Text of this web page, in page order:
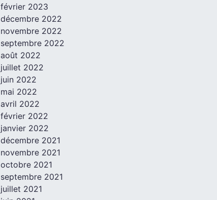
février 2023
décembre 2022
novembre 2022
septembre 2022
août 2022
juillet 2022
juin 2022
mai 2022
avril 2022
février 2022
janvier 2022
décembre 2021
novembre 2021
octobre 2021
septembre 2021
juillet 2021